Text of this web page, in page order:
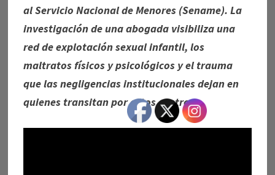
al Servicio Nacional de Menores (Sename). La
investigación de una abogada visibiliza una
red de explotación sexual infantil, los
maltratos físicos y psicológicos y el trauma
que las negligencias institucionales dejan en
quienes transitan por estos centros.